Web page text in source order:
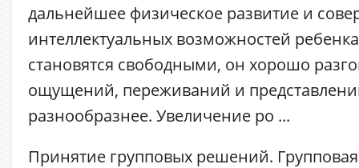
дальнейшее физическое развитие и
интеллектуальных возможностей
становятся свободными, он хорошо
ощущений, переживаний и
разнообразнее. Увеличение ро ...
Принятие групповых решений. Групповая